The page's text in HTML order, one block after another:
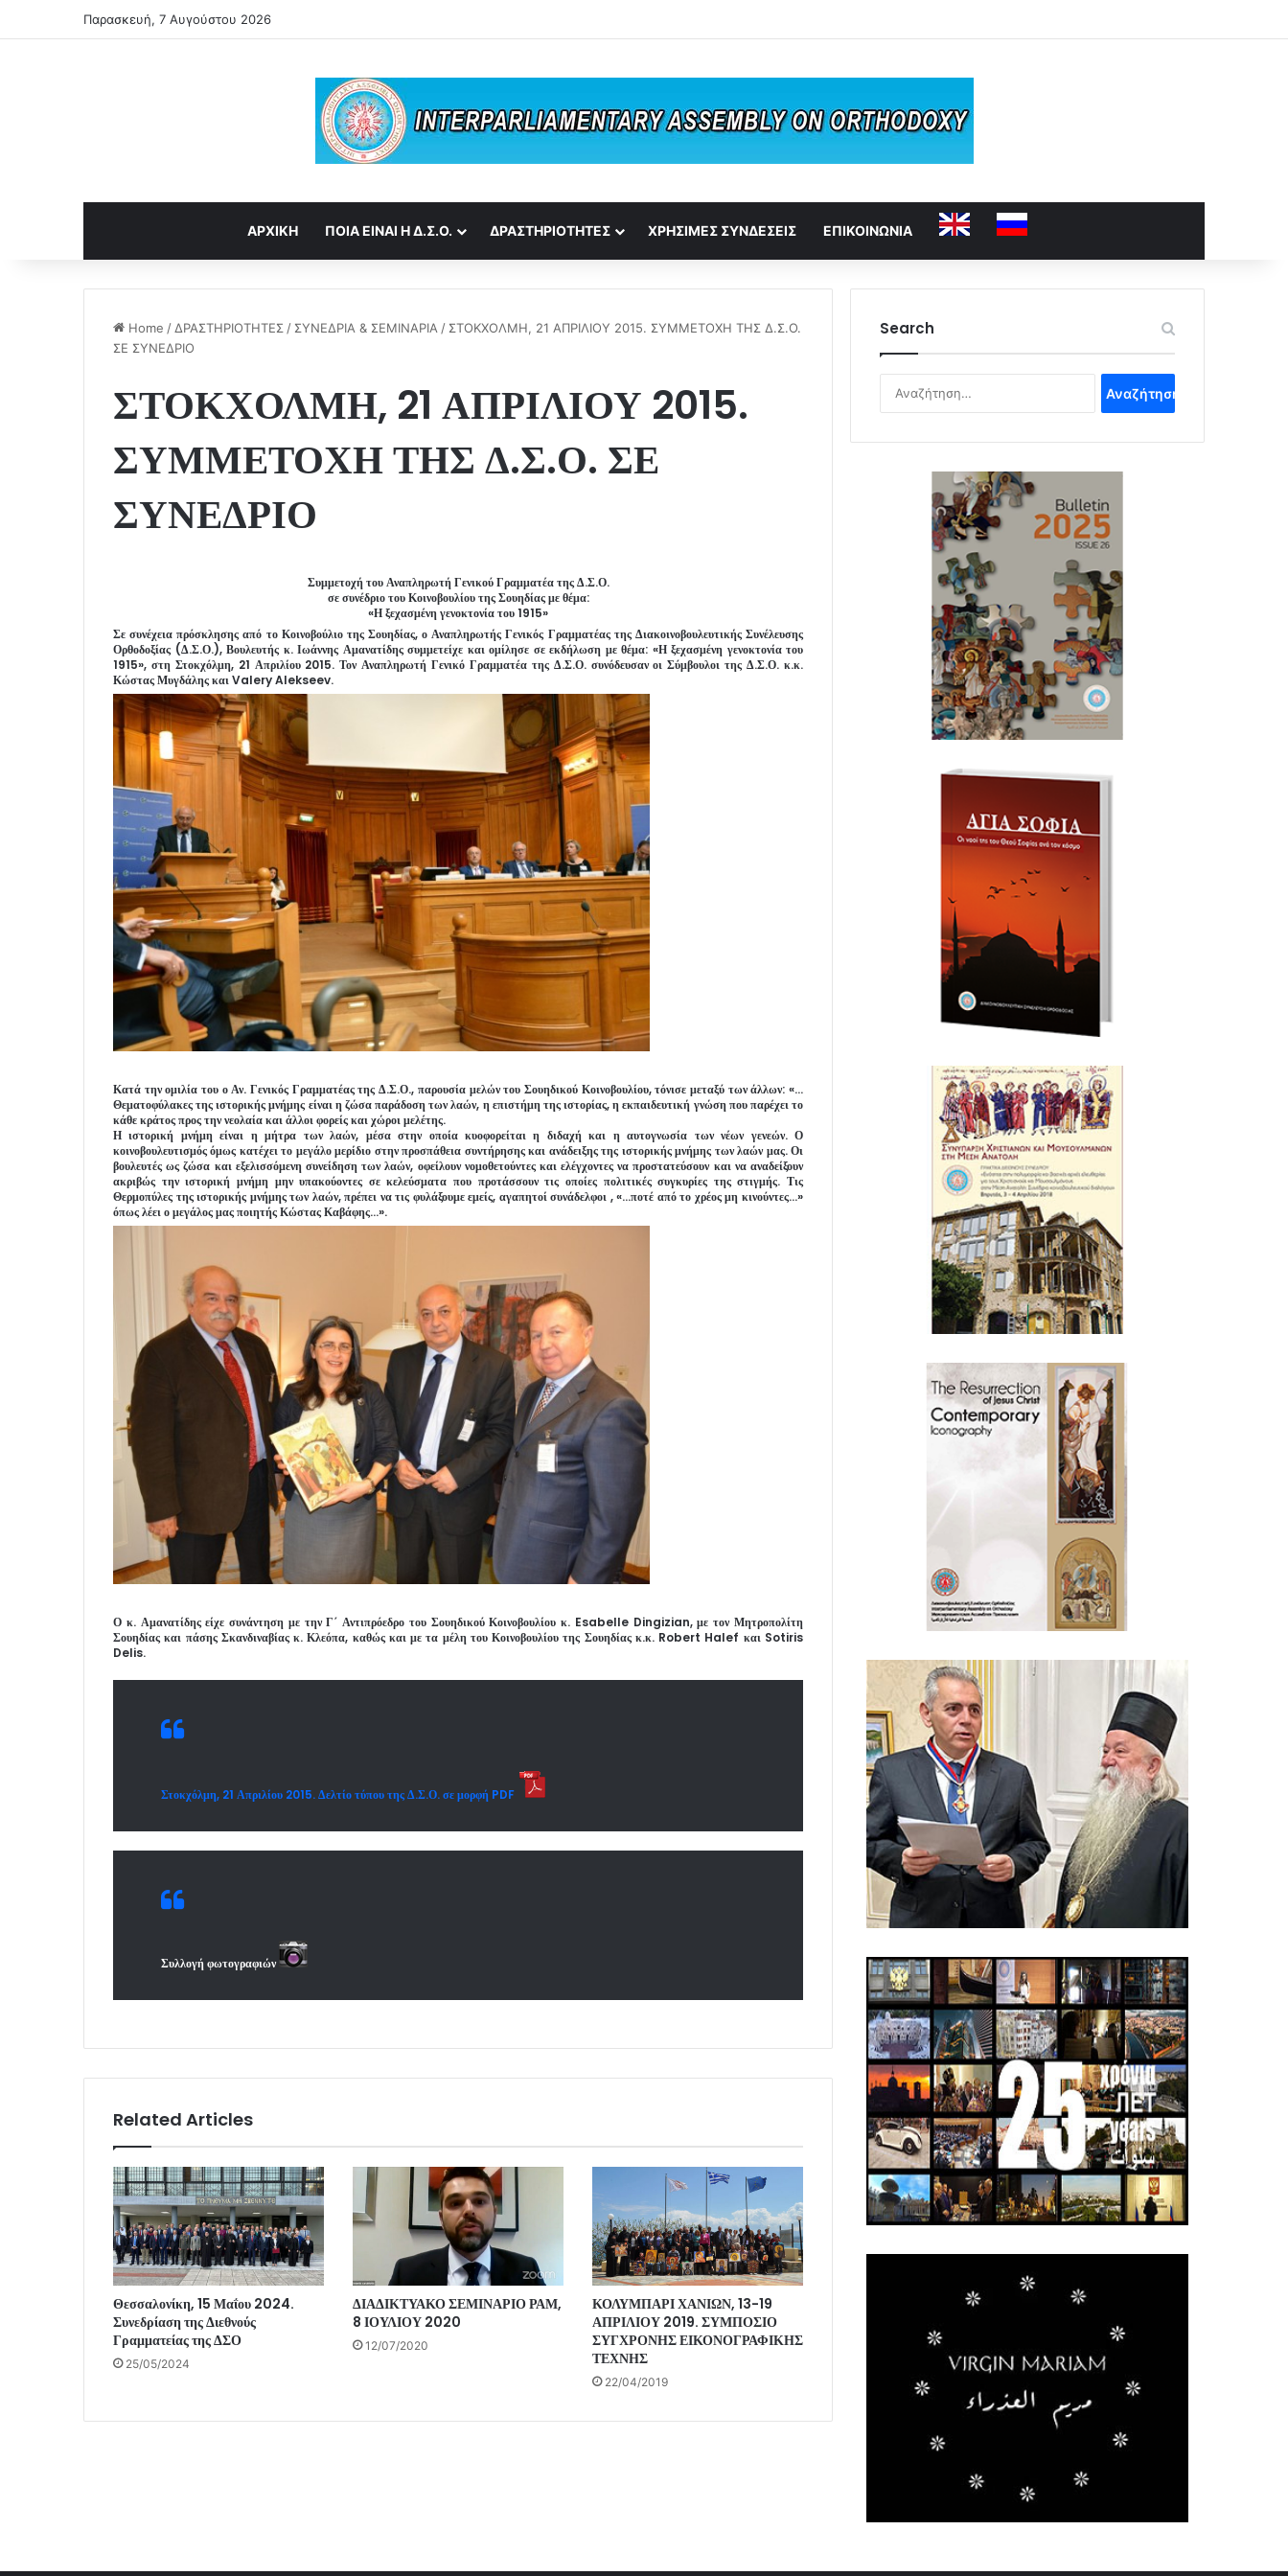
Παρασκευή, 7 Αυγούστου 2026
ΑΡΧΙΚΗ ΠΟΙΑ ΕΙΝΑΙ Η Δ.Σ.Ο. ΔΡΑΣΤΗΡΙΟΤΗΤΕΣ ΧΡΗΣΙΜΕΣ ΣΥΝΔΕΣΕΙΣ ΕΠΙΚΟΙΝΩΝΙΑ
Home / ΔΡΑΣΤΗΡΙΟΤΗΤΕΣ / ΣΥΝΕΔΡΙΑ & ΣΕΜΙΝΑΡΙΑ / ΣΤΟΚΧΟΛΜΗ, 21 ΑΠΡΙΛΙΟΥ 2015. ΣΥΜΜΕΤΟΧΗ ΤΗΣ Δ.Σ.Ο.
ΣΕ ΣΥΝΕΔΡΙΟ
ΣΤΟΚΧΟΛΜΗ, 21 ΑΠΡΙΛΙΟΥ 2015.
ΣΥΜΜΕΤΟΧΗ ΤΗΣ Δ.Σ.Ο. ΣΕ
ΣΥΝΕΔΡΙΟ
Συμμετοχή του Αναπληρωτή Γενικού Γραμματέα της Δ.Σ.Ο.
σε συνέδριο του Κοινοβουλίου της Σουηδίας με θέμα:
«Η ξεχασμένη γενοκτονία του 1915»
Σε συνέχεια πρόσκλησης από το Κοινοβούλιο της Σουηδίας, ο Αναπληρωτής Γενικός Γραμματέας της Διακοινοβουλευτικής Συνέλευσης
Ορθοδοξίας (Δ.Σ.Ο.), Βουλευτής κ. Ιωάννης Αμανατίδης συμμετείχε και ομίλησε σε εκδήλωση με θέμα: «Η ξεχασμένη γενοκτονία του
1915», στη Στοκχόλμη, 21 Απριλίου 2015. Τον Αναπληρωτή Γενικό Γραμματέα της Δ.Σ.Ο. συνόδευσαν οι Σύμβουλοι της Δ.Σ.Ο. κ.κ.
Κώστας Μυγδάλης και Valery Alekseev.
Κατά την ομιλία του ο Αν. Γενικός Γραμματέας της Δ.Σ.Ο., παρουσία μελών του Σουηδικού Κοινοβουλίου, τόνισε μεταξύ των άλλων: «…
Θεματοφύλακες της ιστορικής μνήμης είναι η ζώσα παράδοση των λαών, η επιστήμη της ιστορίας, η εκπαιδευτική γνώση που παρέχει το
κάθε κράτος προς την νεολαία και άλλοι φορείς και χώροι μελέτης.
Η ιστορική μνήμη είναι η μήτρα των λαών, μέσα στην οποία κυοφορείται η διδαχή και η αυτογνωσία των νέων γενεών. Ο
κοινοβουλευτισμός όμως κατέχει το μεγάλο μερίδιο στην προσπάθεια συντήρησης και ανάδειξης της ιστορικής μνήμης των λαών μας. Οι
βουλευτές ως ζώσα και εξελισσόμενη συνείδηση των λαών, οφείλουν νομοθετούντες και ελέγχοντες να προστατεύσουν και να αναδείξουν
ακριβώς την ιστορική μνήμη μην υπακούοντες σε κελεύσματα που προτάσσουν τις οποίες πολιτικές συγκυρίες της στιγμής. Τις
Θερμοπύλες της ιστορικής μνήμης των λαών, πρέπει να τις φυλάξουμε εμείς, αγαπητοί συνάδελφοι , «…ποτέ από το χρέος μη κινούντες…»
όπως λέει ο μεγάλος μας ποιητής Κώστας Καβάφης…».
Ο κ. Αμανατίδης είχε συνάντηση με την Γ΄ Αντιπρόεδρο του Σουηδικού Κοινοβουλίου κ. Esabelle Dingizian, με τον Μητροπολίτη
Σουηδίας και πάσης Σκανδιναβίας κ. Κλεόπα, καθώς και με τα μέλη του Κοινοβουλίου της Σουηδίας κ.κ. Robert Halef και Sotiris
Delis.
Στοκχόλμη, 21 Απριλίου 2015. Δελτίο τύπου της Δ.Σ.Ο. σε μορφή PDF
Συλλογή φωτογραφιών
Related Articles
Θεσσαλονίκη, 15 Μαΐου 2024.
Συνεδρίαση της Διεθνούς
Γραμματείας της ΔΣΟ
25/05/2024
ΔΙΑΔΙΚΤΥΑΚΟ ΣΕΜΙΝΑΡΙΟ ΡΑΜ,
8 ΙΟΥΛΙΟΥ 2020
12/07/2020
ΚΟΛΥΜΠΑΡΙ ΧΑΝΙΩΝ, 13-19
ΑΠΡΙΛΙΟΥ 2019. ΣΥΜΠΟΣΙΟ
ΣΥΓΧΡΟΝΗΣ ΕΙΚΟΝΟΓΡΑΦΙΚΗΣ
ΤΕΧΝΗΣ
22/04/2019
Search
για: